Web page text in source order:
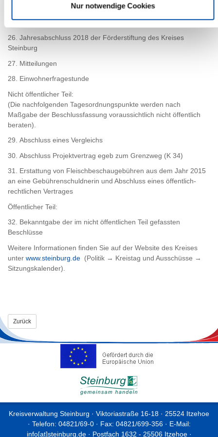
Nur notwendige Cookies
Aufwendungen und Auszahlungen im Haushaltsjahr 2019 nach §
95 d Abs. 1 GO i.V.m. § 4 der Haushaltssatzung (vorläufige
Haushaltsführung)
26. Jahresabschluss 2018 der Förderstiftung des Kreises
Steinburg
27. Mitteilungen
28. Einwohnerfragestunde
Nicht öffentlicher Teil:
(Die nachfolgenden Tagesordnungspunkte werden nach
Maßgabe der Beschlussfassung voraussichtlich nicht öffentlich
beraten).
29. Abschluss eines Vergleichs
30. Abschluss Projektvertrag egeb zum Grenzweg (K 34)
31. Erstattung von Fleischbeschaugebühren aus dem Jahr 2015
an eine Gebührenschuldnerin und Abschluss eines öffentlich-
rechtlichen Vertrages
Öffentlicher Teil:
32. Bekanntgabe der im nicht öffentlichen Teil gefassten
Beschlüsse
Weitere Informationen finden Sie auf der Website des Kreises
unter www.steinburg.de (Politik → Kreistag und Ausschüsse →
Sitzungskalender).
Zurück
Kreisverwaltung Steinburg · Viktoriastraße 16-18 · 25524 Itzehoe
· Telefon: 04821/69-0 · Fax: 04821/699-356 · E-Mail:
info[at]steinburg.de· Postfach 1632 - 25506 Itzehoe ·